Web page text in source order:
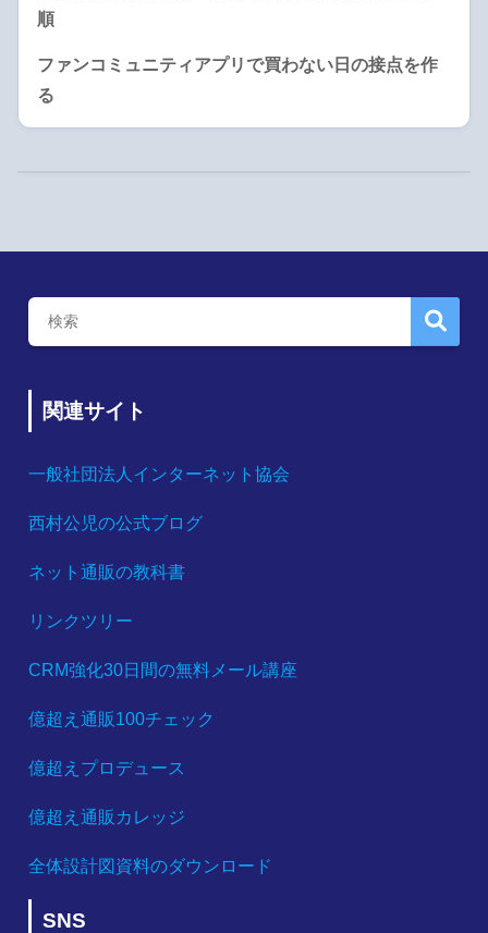
順
ファンコミュニティアプリで買わない日の接点を作
る
関連サイト
一般社団法人インターネット協会
西村公児の公式ブログ
ネット通販の教科書
リンクツリー
CRM強化30日間の無料メール講座
億超え通販100チェック
億超えプロデュース
億超え通販カレッジ
全体設計図資料のダウンロード
SNS